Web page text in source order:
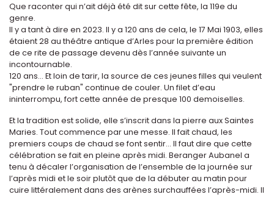
Que raconter qui n’ait déjà été dit sur cette fête, la 119e du
genre.
Il y a tant à dire en 2023. Il y a 120 ans de cela, le 17 Mai 1903, elles
étaient 28 au théâtre antique d’Arles pour la première édition
de ce rite de passage devenu dès l’année suivante un
incontournable.
120 ans... Et loin de tarir, la source de ces jeunes filles qui veulent
"prendre le ruban" continue de couler. Un filet d’eau
ininterrompu, fort cette année de presque 100 demoiselles.
Et la tradition est solide, elle s’inscrit dans la pierre aux Saintes
Maries. Tout commence par une messe. Il fait chaud, les
premiers coups de chaud se font sentir... Il faut dire que cette
célébration se fait en pleine après midi. Beranger Aubanel a
tenu à décaler l’organisation de l’ensemble de la journée sur
l’après midi et le soir plutôt que de la débuter au matin pour
cuire littéralement dans des arènes surchauffées l’après-midi. Il